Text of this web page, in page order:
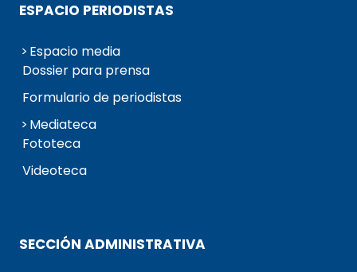
ESPACIO PERIODISTAS
Espacio media
Dossier para prensa
Formulario de periodistas
Mediateca
Fototeca
Videoteca
SECCIÓN ADMINISTRATIVA